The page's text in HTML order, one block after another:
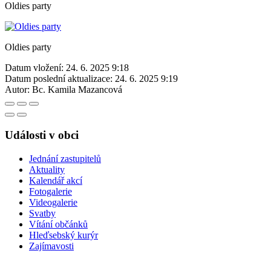
Oldies party
Oldies party
Datum vložení: 24. 6. 2025 9:18
Datum poslední aktualizace: 24. 6. 2025 9:19
Autor: Bc. Kamila Mazancová
Události v obci
Jednání zastupitelů
Aktuality
Kalendář akcí
Fotogalerie
Videogalerie
Svatby
Vítání občánků
Hleďsebský kurýr
Zajímavosti